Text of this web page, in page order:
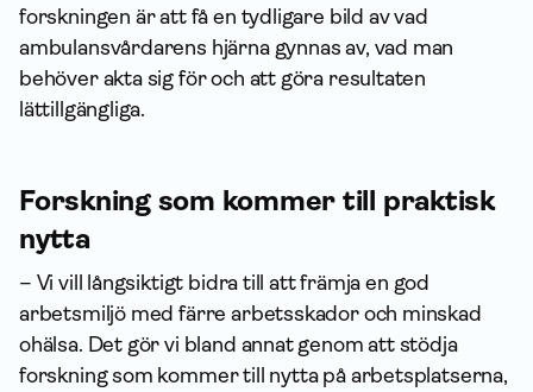
forskningen är att få en tydligare bild av vad
ambulansvårdarens hjärna gynnas av, vad man
behöver akta sig för och att göra resultaten
lättillgängliga.
Forskning som kommer till praktisk
nytta
– Vi vill långsiktigt bidra till att främja en god
arbetsmiljö med färre arbetsskador och minskad
ohälsa. Det gör vi bland annat genom att stödja
forskning som kommer till nytta på arbetsplatserna,